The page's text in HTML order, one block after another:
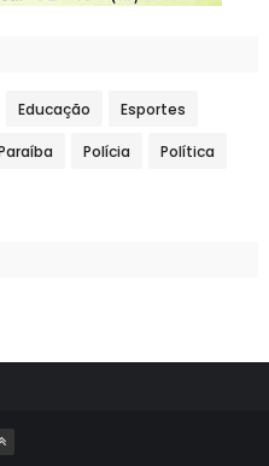
Educação Esportes
Polícia Política